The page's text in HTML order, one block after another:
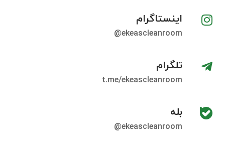
اینستاگرام
ekeascleanroom@
تلگرام
t.me/ekeascleanroom
بله
ekeascleanroom@